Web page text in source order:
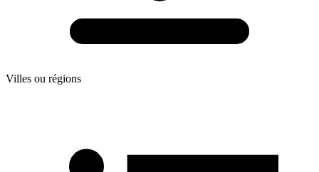
Villes ou régions